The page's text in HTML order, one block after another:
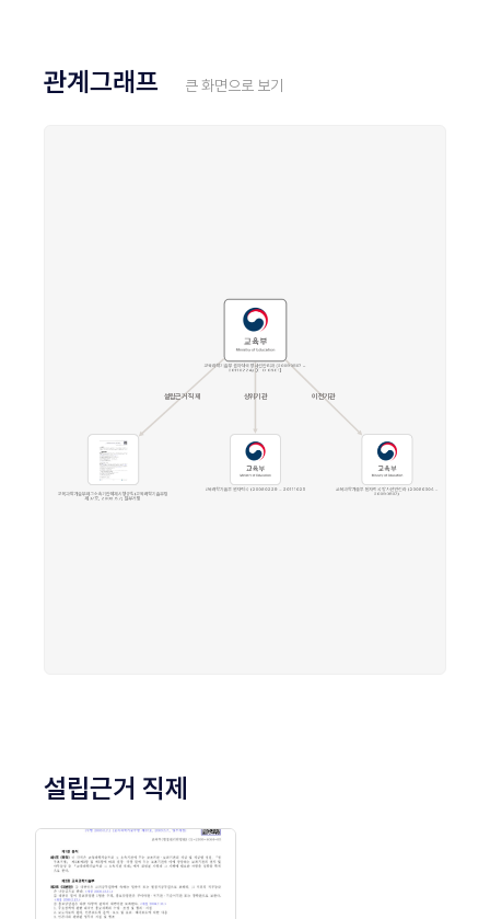
관계그래프 큰 화면으로 보기
설립근거 직제